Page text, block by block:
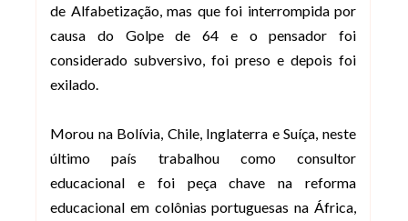
de Alfabetização, mas que foi interrompida por
causa do Golpe de 64 e o pensador foi
considerado subversivo, foi preso e depois foi
exilado.
Morou na Bolívia, Chile, Inglaterra e Suíça, neste
último país trabalhou como consultor
educacional e foi peça chave na reforma
educacional em colônias portuguesas na África,